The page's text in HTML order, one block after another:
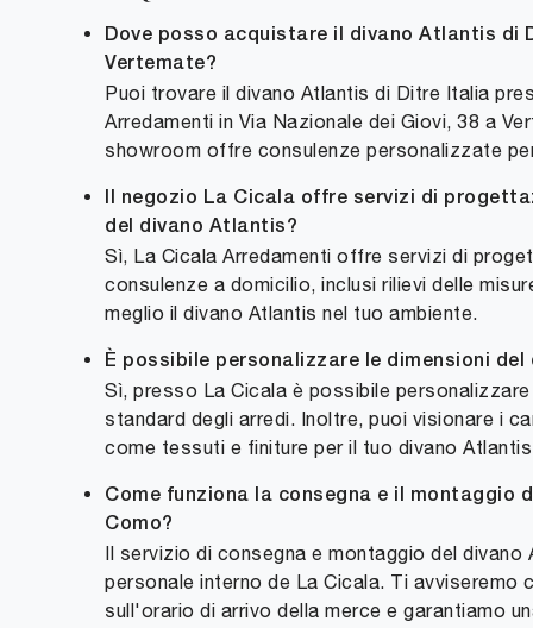
Dove posso acquistare il divano Atlantis di
Vertemate?
Puoi trovare il divano Atlantis di Ditre Italia
Arredamenti in Via Nazionale dei Giovi, 38 a
showroom offre consulenze personalizzate
Il negozio La Cicala offre servizi di
del divano Atlantis?
Sì, La Cicala Arredamenti offre servizi di
consulenze a domicilio, inclusi rilievi delle
meglio il divano Atlantis nel tuo ambiente.
È possibile personalizzare le dimensioni
Sì, presso La Cicala è possibile personalizzare
standard degli arredi. Inoltre, puoi visionare i
come tessuti e finiture per il tuo divano
Come funziona la consegna e il montaggio
Como?
Il servizio di consegna e montaggio del
personale interno de La Cicala. Ti avviseremo
sull'orario di arrivo della merce e garantiamo